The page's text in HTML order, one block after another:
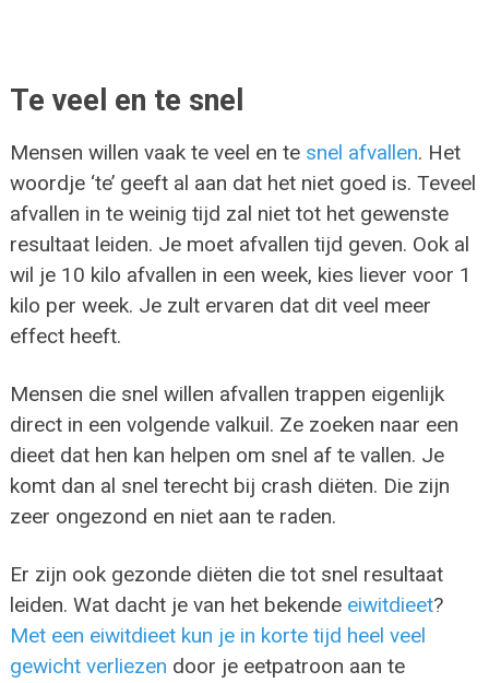
Te veel en te snel
Mensen willen vaak te veel en te snel afvallen. Het
woordje ‘te’ geeft al aan dat het niet goed is. Teveel
afvallen in te weinig tijd zal niet tot het gewenste
resultaat leiden. Je moet afvallen tijd geven. Ook al
wil je 10 kilo afvallen in een week, kies liever voor 1
kilo per week. Je zult ervaren dat dit veel meer
effect heeft.
Mensen die snel willen afvallen trappen eigenlijk
direct in een volgende valkuil. Ze zoeken naar een
dieet dat hen kan helpen om snel af te vallen. Je
komt dan al snel terecht bij crash diëten. Die zijn
zeer ongezond en niet aan te raden.
Er zijn ook gezonde diëten die tot snel resultaat
leiden. Wat dacht je van het bekende eiwitdieet?
Met een eiwitdieet kun je in korte tijd heel veel
gewicht verliezen door je eetpatroon aan te